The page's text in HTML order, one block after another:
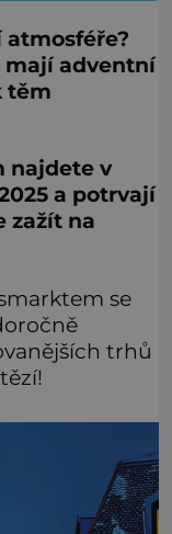
atmosféře?
mají adventní
těm
najdete v
a potrvají
zažít na
se
trhů